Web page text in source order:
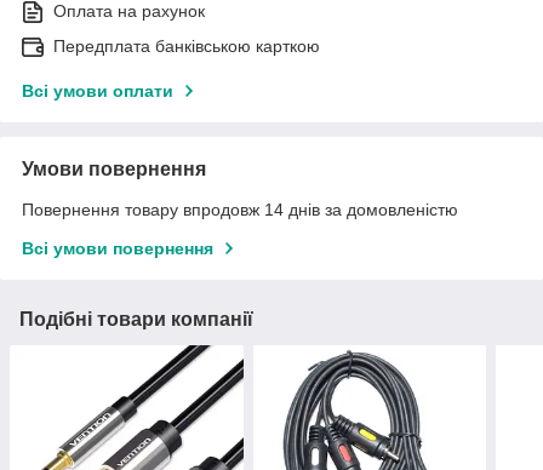
Оплата на рахунок
Передплата банківською карткою
Всі умови оплати
Умови повернення
Повернення товару впродовж 14 днів за домовленістю
Всі умови повернення
Подібні товари компанії